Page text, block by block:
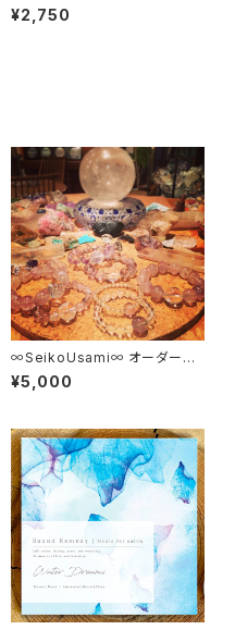
salon~ / Water Dreams（C
D)
¥2,750
∞SeikoUsami∞ オーダーメ
イドBisowa Jewelry
¥5,000